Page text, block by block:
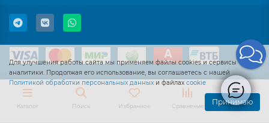
Для улучшения работы сайта мы применяем файлы cookies и сервисы
аналитики. Продолжая его использование, вы соглашаетесь с нашей
Политикой обработки персональных данных и файлах cookie
Принимаю
Каталог Поиск Избранное Сравнение Корзина